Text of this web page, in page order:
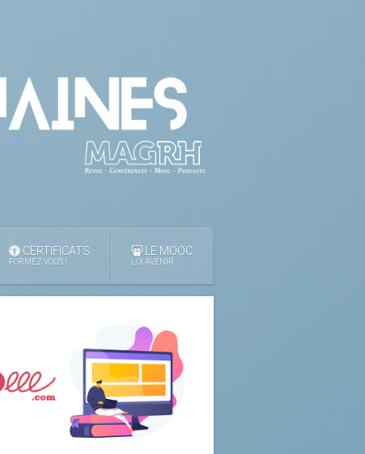
CERTIFICATS
FORMEZ VOUS !
LE MOOC
LOI AVENIR